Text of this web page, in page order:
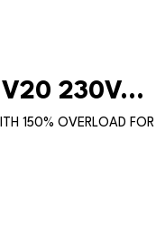
230V...
150% OVERLOAD FOR